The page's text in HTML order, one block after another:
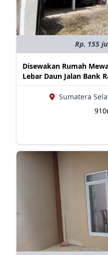
Rp. 155
Disewakan Rumah
Lebar Daun Jalan Bank
Sumatera